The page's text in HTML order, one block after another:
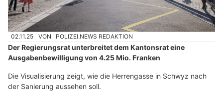
02.11.25 VON POLIZEI.NEWS REDAKTION
Der Regierungsrat unterbreitet dem Kantonsrat eine
Ausgabenbewilligung von 4.25 Mio. Franken
Die Visualisierung zeigt, wie die Herrengasse in Schwyz nach
der Sanierung aussehen soll.